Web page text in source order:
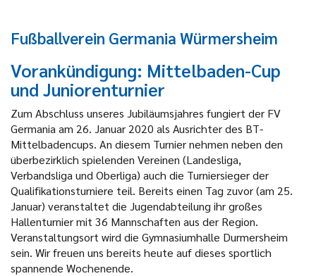
Fußballverein Germania Würmersheim
Vorankündigung: Mittelbaden-Cup
und Juniorenturnier
Zum Abschluss unseres Jubiläumsjahres fungiert der FV
Germania am 26. Januar 2020 als Ausrichter des BT-
Mittelbadencups. An diesem Turnier nehmen neben den
überbezirklich spielenden Vereinen (Landesliga,
Verbandsliga und Oberliga) auch die Turniersieger der
Qualifikationsturniere teil. Bereits einen Tag zuvor (am 25.
Januar) veranstaltet die Jugendabteilung ihr großes
Hallenturnier mit 36 Mannschaften aus der Region.
Veranstaltungsort wird die Gymnasiumhalle Durmersheim
sein. Wir freuen uns bereits heute auf dieses sportlich
spannende Wochenende.